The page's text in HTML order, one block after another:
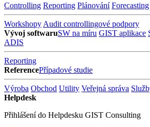
Controlling Reporting Plánování Forecasting
Workshopy Audit controllingové podpory
Vývoj softwaruSW na míru GIST aplikace
ADIS
Reporting
ReferencePřípadové studie
Výroba Obchod Utility Veřejná správa
Helpdesk
Přihlášení do Helpdesku GIST Consulting